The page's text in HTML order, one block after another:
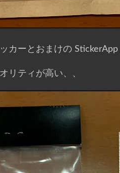
カーとおまけの
リティが高い、、